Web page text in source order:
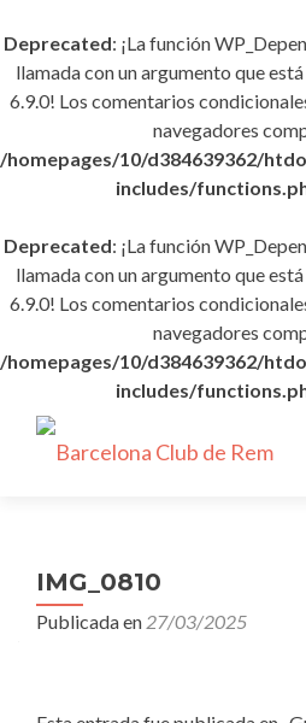
Deprecated: ¡La función
llamada con un argumento que está
6.9.0! Los comentarios
navegadores
/homepages/10/d384639362/
includes/
Deprecated: ¡La función
llamada con un argumento que está
6.9.0! Los comentarios
navegadores
/homepages/10/d384639362/
includes/
IMG_0810
Publicada en 27/03/2025